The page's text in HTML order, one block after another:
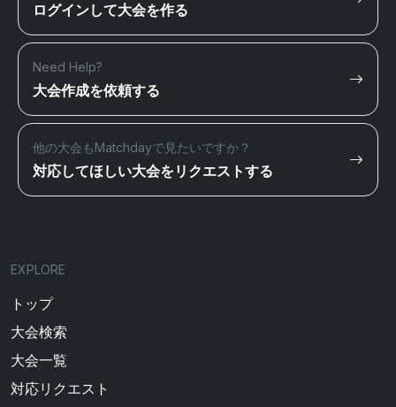
ログインして大会を作る
Need Help?
大会作成を依頼する
他の大会もMatchdayで見たいですか？
対応してほしい大会をリクエストする
EXPLORE
トップ
大会検索
大会一覧
対応リクエスト